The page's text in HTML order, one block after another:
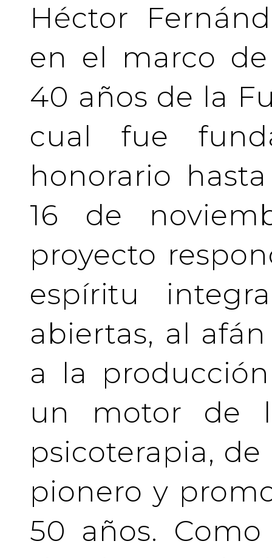
Héctor
en el marco
40 años de la
cual fue
honorario
16 de
proyecto
espíritu
abiertas, al
a la
un motor de
psicoterapia,
pionero y
50 años.